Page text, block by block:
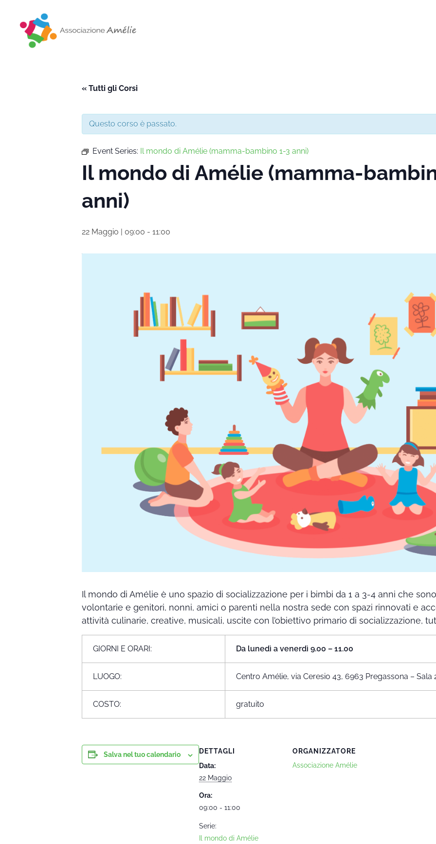
« Tutti gli Corsi
Questo corso è passato.
Event Series: Il mondo di Amélie (mamma-bambino 1-3 anni)
Il mondo di Amélie (mamma-
anni)
22 Maggio | 09:00 - 11:00
Il mondo di Amélie è uno spazio di socializzazione per i bimbi da 1 a 3-4 anni che
volontarie e genitori, nonni, amici o parenti nella nostra sede con spazi rinnovati e
attività culinarie, creative, musicali, uscite con l’obiettivo primario di socializzazione,
GIORNI E ORARI: Da lunedì a venerdì 9.00 – 11.00
LUOGO: Centro Amélie, via Ceresio 43, 6963 Pregassona – Sala
COSTO: gratuito
Salva nel tuo calendario
DETTAGLI
Data:
22 Maggio
Ora:
09:00 - 11:00
Serie:
Il mondo di Amélie
ORGANIZZATORE
Associazione Amélie